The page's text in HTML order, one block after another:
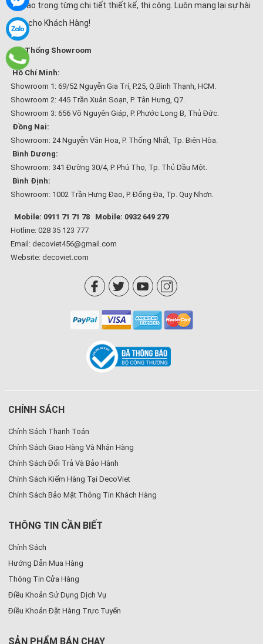
mĩ cao trong từng chi tiết thiết kế, thi công. Luôn mang lại sự hài
lòng cho Khách Hàng!
Hệ Thống Showroom
Hồ Chí Minh:
Showroom 1: 69/52 Nguyễn Gia Trí, P.25, Q.Bình Thạnh, HCM.
Showroom 2: 445 Trần Xuân Soạn, P. Tân Hưng, Q7.
Showroom 3: 656 Võ Nguyên Giáp, P. Phước Long B, Thủ Đức.
Đồng Nai:
Showroom: 24 Nguyễn Văn Hoa, P. Thống Nhất, Tp. Biên Hòa.
Bình Dương:
Showroom: 341 Đường 30/4, P. Phú Thọ, Tp. Thủ Dầu Một.
Bình Định:
Showroom: 1002 Trần Hưng Đạo, P. Đống Đa, Tp. Quy Nhơn.
Mobile: 0911 71 71 78
Mobile: 0932 649 279
Hotline: 028 35 123 777
Email: decoviet456@gmail.com
Website: decoviet.com
CHÍNH SÁCH
Chính Sách Thanh Toán
Chính Sách Giao Hàng Và Nhận Hàng
Chính Sách Đổi Trả Và Bảo Hành
Chính Sách Kiểm Hàng Tại DecoViet
Chính Sách Bảo Mật Thông Tin Khách Hàng
THÔNG TIN CẦN BIẾT
Chính Sách
Hướng Dẫn Mua Hàng
Thông Tin Cửa Hàng
Điều Khoản Sử Dụng Dịch Vụ
Điều Khoản Đặt Hàng Trực Tuyến
SẢN PHẨM BÁN CHẠY